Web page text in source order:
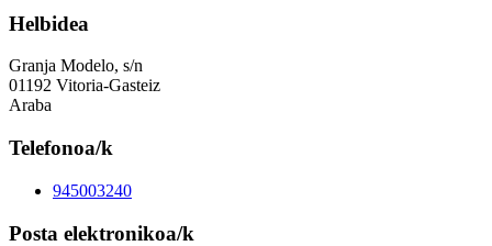
Helbidea
Granja Modelo, s/n
01192 Vitoria-Gasteiz
Araba
Telefonoa/k
945003240
Posta elektronikoa/k